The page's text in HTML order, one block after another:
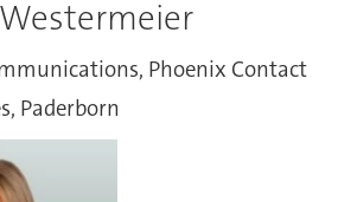
Phoenix Contact
Paderborn